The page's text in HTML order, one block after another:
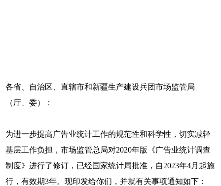
各省、自治区、直辖市和新疆生产建设兵团市场监管局
（厅、委）：
为进一步提高广告业统计工作的规范性和科学性，切实减轻
基层工作负担，市场监管总局对2020年版《广告业统计调查
制度》进行了修订，已经国家统计局批准，自2023年4月起施
行，有效期3年。现印发给你们，并就有关事项通知如下：